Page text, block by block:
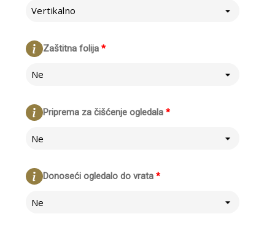
Vertikalno
*
Zaštitna folija
Ne
*
Priprema za čišćenje ogledala
Ne
*
Donoseći ogledalo do vrata
Ne